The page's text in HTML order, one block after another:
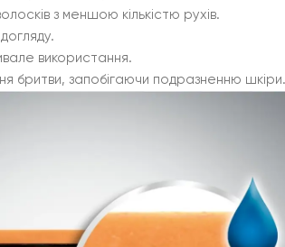
з меншою кількістю рухів.
використання.
бритви, запобігаючи подразненню шкіри.